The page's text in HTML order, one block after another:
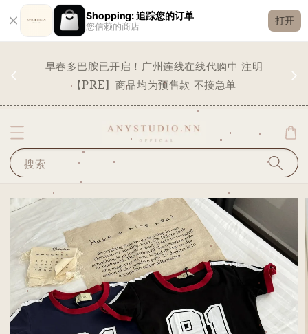
Shopping: 追踪您的订单
您信赖的商店
打开
早春多巴胺已开启！广州连线在线代购中 注明
【PRE】商品均为预售款 不接急单
搜索